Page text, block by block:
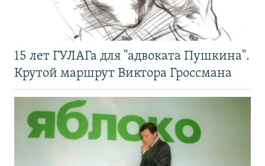
15 лет ГУЛАГа для "адвоката Пушкина".
Крутой маршрут Виктора Гроссмана